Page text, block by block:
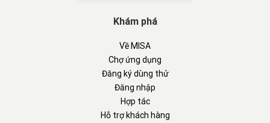
Khám phá
Về MISA
Chợ ứng dụng
Đăng ký dùng thử
Đăng nhập
Hợp tác
Hỗ trợ khách hàng